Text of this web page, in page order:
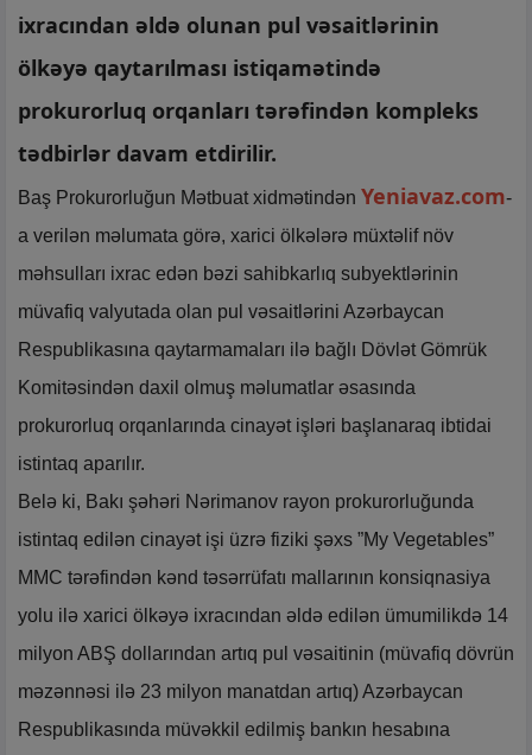
ixracından əldə olunan pul vəsaitlərinin
ölkəyə qaytarılması istiqamətində
prokurorluq orqanları tərəfindən kompleks
tədbirlər davam etdirilir.
Baş Prokurorluğun Mətbuat xidmətindən Yeniavaz.com-
a verilən məlumata görə, xarici ölkələrə müxtəlif növ
məhsulları ixrac edən bəzi sahibkarlıq subyektlərinin
müvafiq valyutada olan pul vəsaitlərini Azərbaycan
Respublikasına qaytarmamaları ilə bağlı Dövlət Gömrük
Komitəsindən daxil olmuş məlumatlar əsasında
prokurorluq orqanlarında cinayət işləri başlanaraq ibtidai
istintaq aparılır.
Belə ki, Bakı şəhəri Nərimanov rayon prokurorluğunda
istintaq edilən cinayət işi üzrə fiziki şəxs ”My Vegetables”
MMC tərəfindən kənd təsərrüfatı mallarının konsiqnasiya
yolu ilə xarici ölkəyə ixracından əldə edilən ümumilikdə 14
milyon ABŞ dollarından artıq pul vəsaitinin (müvafiq dövrün
məzənnəsi ilə 23 milyon manatdan artıq) Azərbaycan
Respublikasında müvəkkil edilmiş bankın hesabına